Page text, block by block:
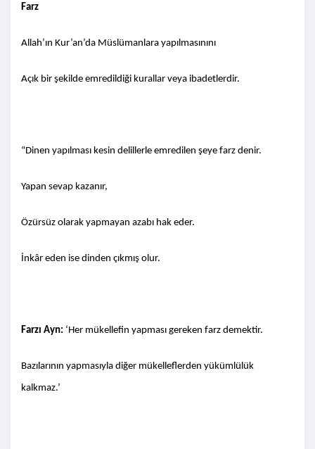
Farz
Allah’ın Kur’an’da Müslümanlara yapılmasınını
Açık bir şekilde emredildiği kurallar veya ibadetlerdir.
“Dinen yapılması kesin delillerle emredilen şeye farz denir.
Yapan sevap kazanır,
Özürsüz olarak yapmayan azabı hak eder.
İnkâr eden ise dinden çıkmış olur.
Farzı Ayn: ‘Her mükellefin yapması gereken farz demektir.
Bazılarının yapmasıyla diğer mükelleflerden yükümlülük
kalkmaz.’